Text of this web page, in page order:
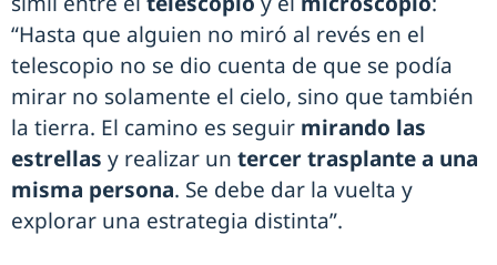
“Hasta que alguien no miró al revés en el
telescopio no se dio cuenta de que se podía
mirar no solamente el cielo, sino que también
la tierra. El camino es seguir mirando las
estrellas y realizar un tercer trasplante a una
misma persona. Se debe dar la vuelta y
explorar una estrategia distinta”.